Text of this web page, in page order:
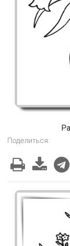
Поделиться: